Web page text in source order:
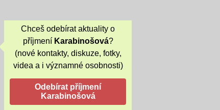
Chceš odebírat aktuality o
příjmení Karabinošová?
(nové kontakty, diskuze, fotky,
videa a i významné osobnosti)